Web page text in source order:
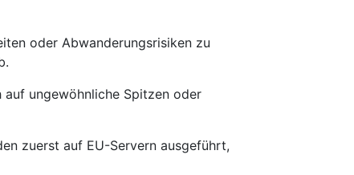
oder Abwanderungs­risiken zu
ungewöhnliche Spitzen oder
zuerst auf EU-Servern ausgeführt,